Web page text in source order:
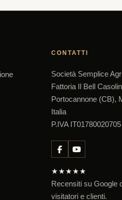
CONTATTI
Società Semplice
Fattoria Il Bell
Portocannone (CB),
Italia
P.IVA IT01780020705
★★★★★
Recensiti su Google
visitatori e clienti.